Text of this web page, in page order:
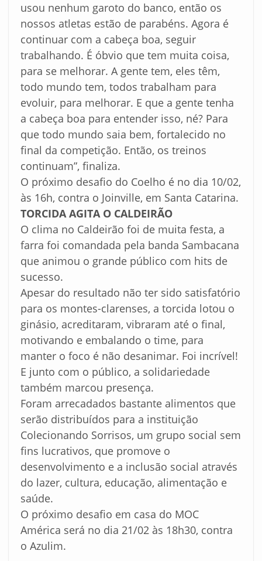
usou nenhum garoto do banco, então os
nossos atletas estão de parabéns. Agora é
continuar com a cabeça boa, seguir
trabalhando. É óbvio que tem muita coisa,
para se melhorar. A gente tem, eles têm,
todo mundo tem, todos trabalham para
evoluir, para melhorar. E que a gente tenha
a cabeça boa para entender isso, né? Para
que todo mundo saia bem, fortalecido no
final da competição. Então, os treinos
continuam”, finaliza.
O próximo desafio do Coelho é no dia 10/02,
às 16h, contra o Joinville, em Santa Catarina.
TORCIDA AGITA O CALDEIRÃO
O clima no Caldeirão foi de muita festa, a
farra foi comandada pela banda Sambacana
que animou o grande público com hits de
sucesso.
Apesar do resultado não ter sido satisfatório
para os montes-clarenses, a torcida lotou o
ginásio, acreditaram, vibraram até o final,
motivando e embalando o time, para
manter o foco é não desanimar. Foi incrível!
E junto com o público, a solidariedade
também marcou presença.
Foram arrecadados bastante alimentos que
serão distribuídos para a instituição
Colecionando Sorrisos, um grupo social sem
fins lucrativos, que promove o
desenvolvimento e a inclusão social através
do lazer, cultura, educação, alimentação e
saúde.
O próximo desafio em casa do MOC
América será no dia 21/02 às 18h30, contra
o Azulim.